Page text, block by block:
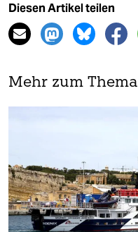
Diesen Artikel teilen
Mehr zum Thema